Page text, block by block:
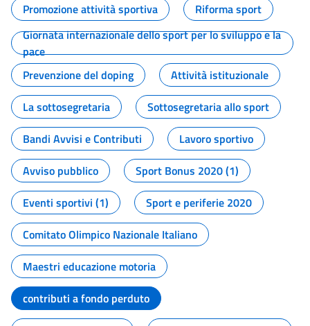
Promozione attività sportiva
Riforma sport
Giornata internazionale dello sport per lo sviluppo e la
pace
Prevenzione del doping
Attività istituzionale
La sottosegretaria
Sottosegretaria allo sport
Bandi Avvisi e Contributi
Lavoro sportivo
Avviso pubblico
Sport Bonus 2020 (1)
Eventi sportivi (1)
Sport e periferie 2020
Comitato Olimpico Nazionale Italiano
Maestri educazione motoria
contributi a fondo perduto